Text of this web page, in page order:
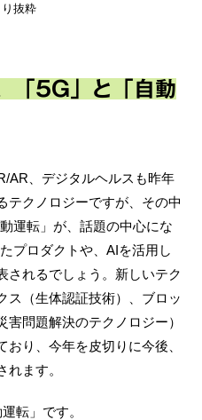
抜粋
「5G」と「自動
AR、デジタルヘルスも昨年
テクノロジーですが、その中
運転」が、話題の中心にな
プロダクトや、AIを活用し
されるでしょう。新しいテク
ス（生体認証技術）、ブロッ
問題解決のテクノロジー）
り、今年を皮切りに今後、
ます。
転」です。